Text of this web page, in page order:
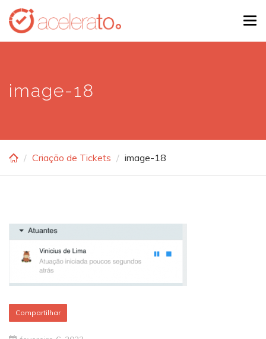
Skip
main
image-18
Criação de Tickets image-18
Compartilhar